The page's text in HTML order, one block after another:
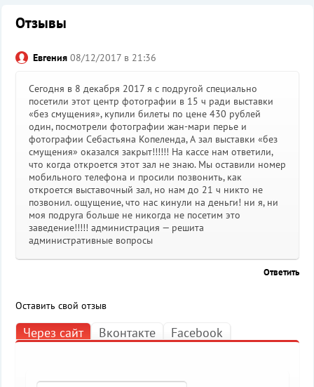
Отзывы
Евгения08/12/2017 в 21:36
Сегодня в 8 декабря 2017 я с подругой специально
посетили этот центр фотографии в 15 ч ради выставки
«без смущения», купили билеты по цене 430 рублей
один, посмотрели фотографии жан-мари перье и
фотографии Себастьяна Копеленда, А зал выставки «без
смущения» оказался закрыт!!!!!! На кассе нам ответили,
что когда откроется этот зал не знаю. Мы оставили номер
мобильного телефона и просили позвонить, как
откроется выставочный зал, но нам до 21 ч никто не
позвонил. ощущение, что нас кинули на деньги! ни я, ни
моя подруга больше не никогда не посетим это
заведение!!!!! администрация — решита
административные вопросы
Ответить
Оставить свой отзыв
Через сайт Вконтакте Facebook